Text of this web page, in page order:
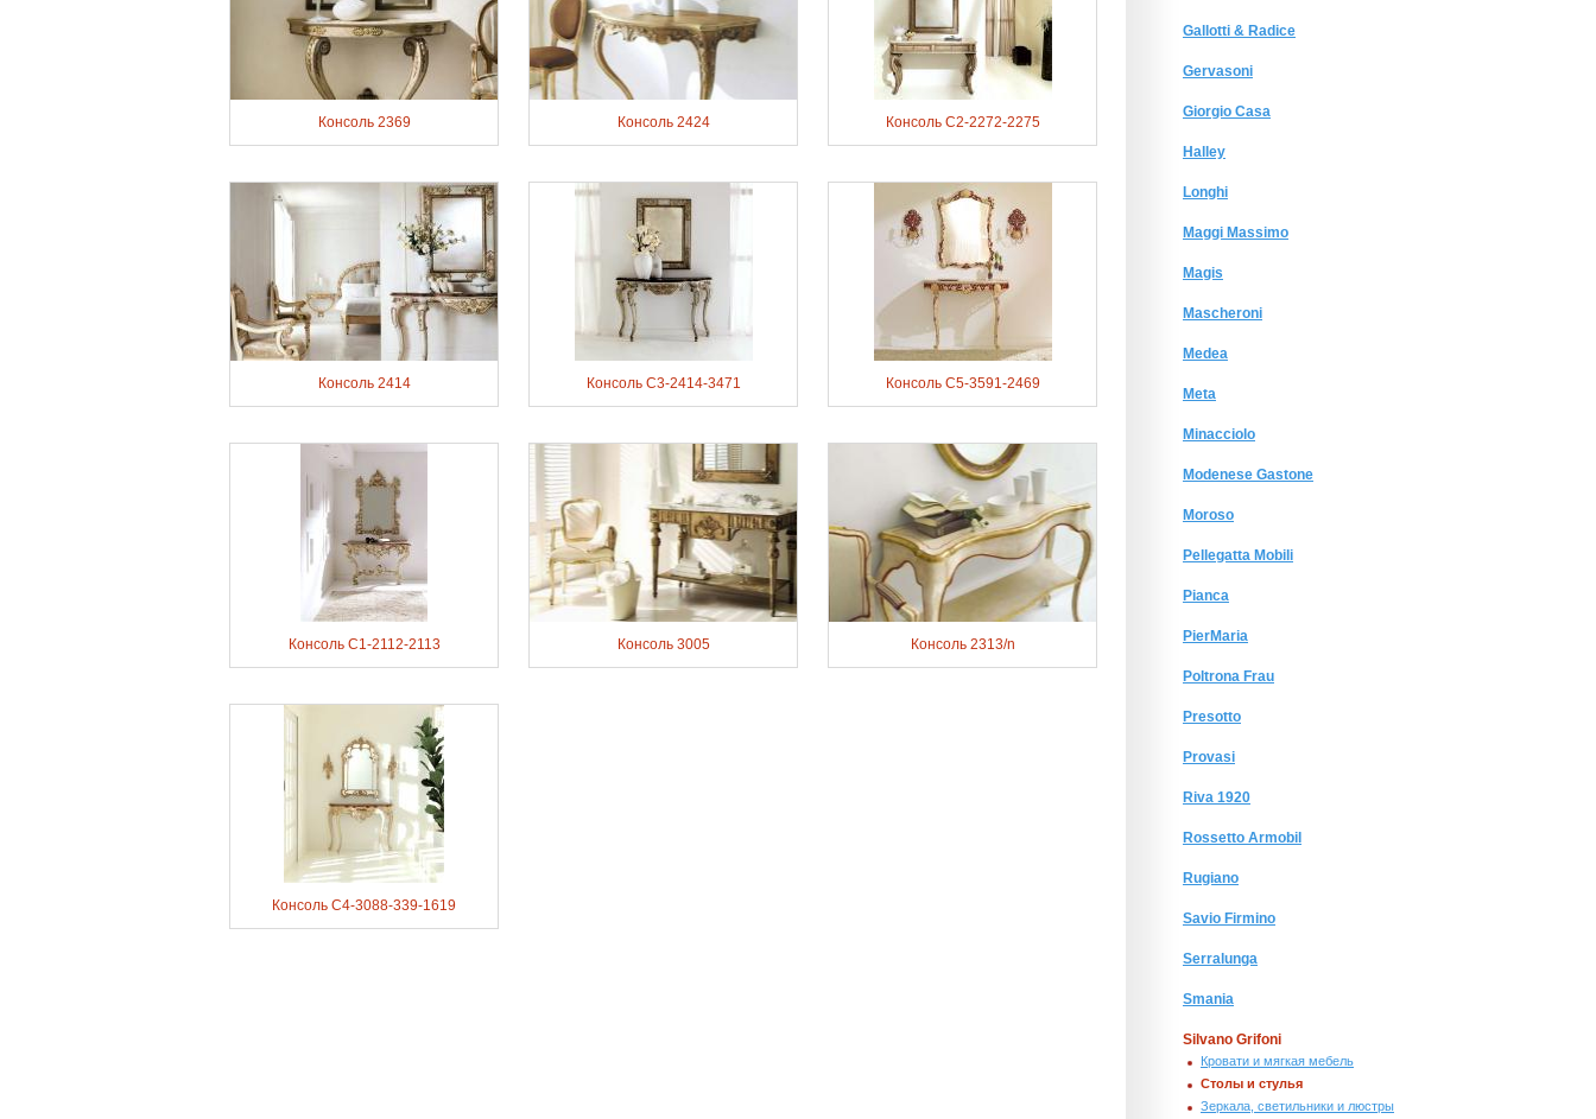
Консоль 2369 Консоль 2424 Консоль C2-2272-2275
Консоль 2414 Консоль C3-2414-3471 Консоль C5-3591-2469
Консоль C1-2112-2113 Консоль 3005 Консоль 2313/n
Консоль C4-3088-339-1619
Gallotti & Radice
Gervasoni
Giorgio Сasa
Halley
Longhi
Maggi Massimo
Magis
Mascheroni
Medea
Meta
Minacciolo
Modenese Gastone
Moroso
Pellegatta Mobili
Pianca
PierMaria
Poltrona Frau
Presotto
Provasi
Riva 1920
Rossetto Armobil
Rugiano
Savio Firmino
Serralunga
Smania
Silvano Grifoni
Кровати и мягкая мебель
Столы и стулья
Зеркала, светильники и люстры